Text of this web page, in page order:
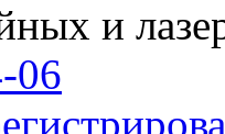
и
06